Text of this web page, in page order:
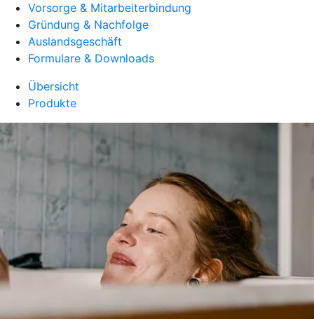
Vorsorge & Mitarbeiterbindung
Gründung & Nachfolge
Auslandsgeschäft
Formulare & Downloads
Übersicht
Produkte